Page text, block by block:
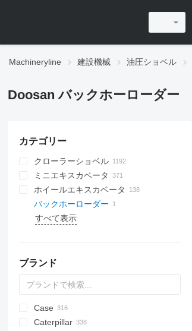
Machineryline 建設機械 油圧ショベル
Doosan バックホーローダー
カテゴリー
クローラーショベル
ミニエキスカベータ
ホイールエキスカベータ
バックホーローダー
すべて表示
ブランド
S series
Case
570
Caterpillar